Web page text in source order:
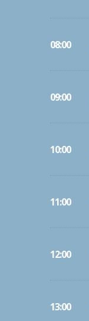
08:00
09:00
10:00
11:00
12:00
13:00